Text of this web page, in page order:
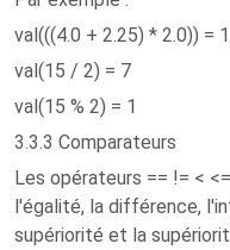
val(((4.0 + 2.25) * 2.0)) =
val(15 / 2) = 7
val(15 % 2) = 1
3.3.3 Comparateurs
Les opérateurs == != <
l'égalité, la différence,
supériorité et la